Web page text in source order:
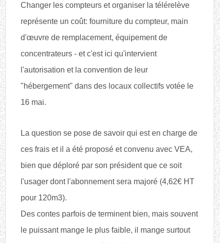
Changer les compteurs et organiser la télérelève
représente un coût: fourniture du compteur, main
d'œuvre de remplacement, équipement de
concentrateurs - et c'est ici qu'intervient
l'autorisation et la convention de leur
"hébergement" dans des locaux collectifs votée le
16 mai.
La question se pose de savoir qui est en charge de
ces frais et il a été proposé et convenu avec VEA,
bien que déploré par son président que ce soit
l'usager dont l'abonnement sera majoré (4,62€ HT
pour 120m3).
Des contes parfois de terminent bien, mais souvent
le puissant mange le plus faible, il mange surtout